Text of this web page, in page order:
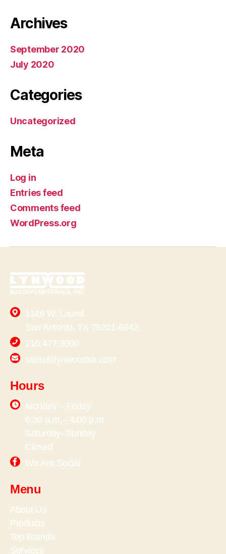
Archives
September 2020
July 2020
Categories
Uncategorized
Meta
Log in
Entries feed
Comments feed
WordPress.org
1146 W. Laurel
San Antonio, TX 78201-6942
210.477.3000
sales@lynwoodsa.com
Hours
Monday – Friday
6:30 a.m. - 4:00 p.m
Saturday- Sunday
Closed
We Are Social
Menu
About Us
Products
Top Brands
Services